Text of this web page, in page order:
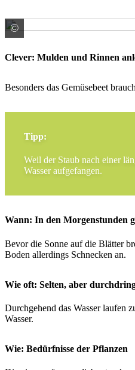
© © MiKa /
Clever: Mulden und Rinnen
Besonders das Gemüsebeet
Tipp:
Weil der Staub nach einer
Wasser aufgefangen.
Wann: In den Morgenstunden
Bevor die Sonne auf die Blätter
Boden allerdings Schnecken an.
Wie oft: Selten, aber
Durchgehend das Wasser laufen
Wasser.
Wie: Bedürfnisse der Pflanzen